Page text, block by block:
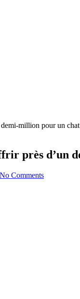
demi-million pour un chat
près d’un
No Comments